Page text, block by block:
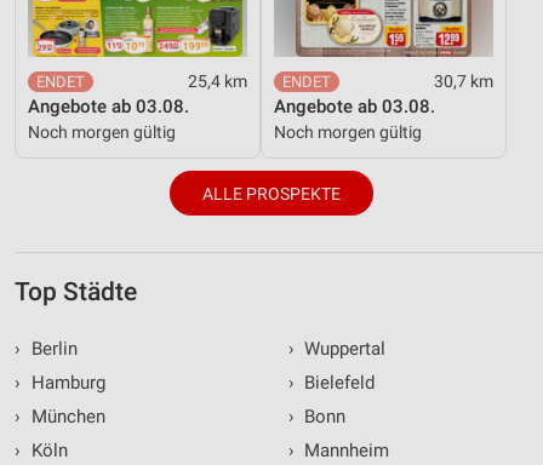
25,4 km
Angebote ab 03.08.
Noch morgen gültig
30,7 km
Angebote ab 03.08.
Noch morgen gültig
ALLE PROSPEKTE
Top Städte
›
Berlin
›
Hamburg
›
München
›
Köln
› Wuppertal
› Bielefeld
› Bonn
› Mannheim